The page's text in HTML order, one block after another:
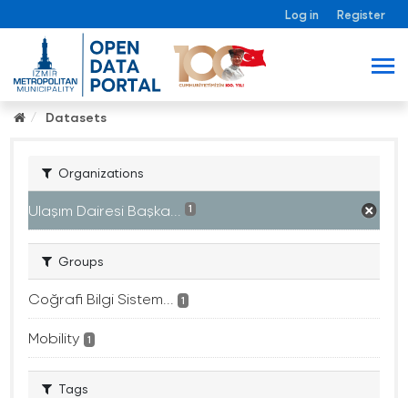
Log in Register
Datasets
Organizations
Ulaşım Dairesi Başka... 1
Groups
Coğrafi Bilgi Sistem... 1
Mobility 1
Tags